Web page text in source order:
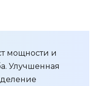
мощности и
Улучшенная